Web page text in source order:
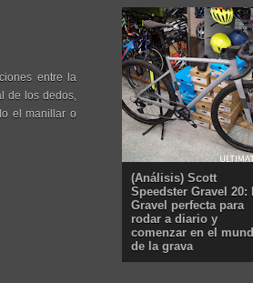
entre la
de los dedos,
el manillar o
(Análisis) Scott
Speedster Gravel 20:
Gravel perfecta para
rodar a diario y
comenzar en el
de la grava